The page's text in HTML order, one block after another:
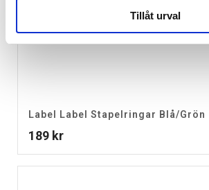
Tillåt urval
Label Label Stapelringar Blå/Grön
189 kr